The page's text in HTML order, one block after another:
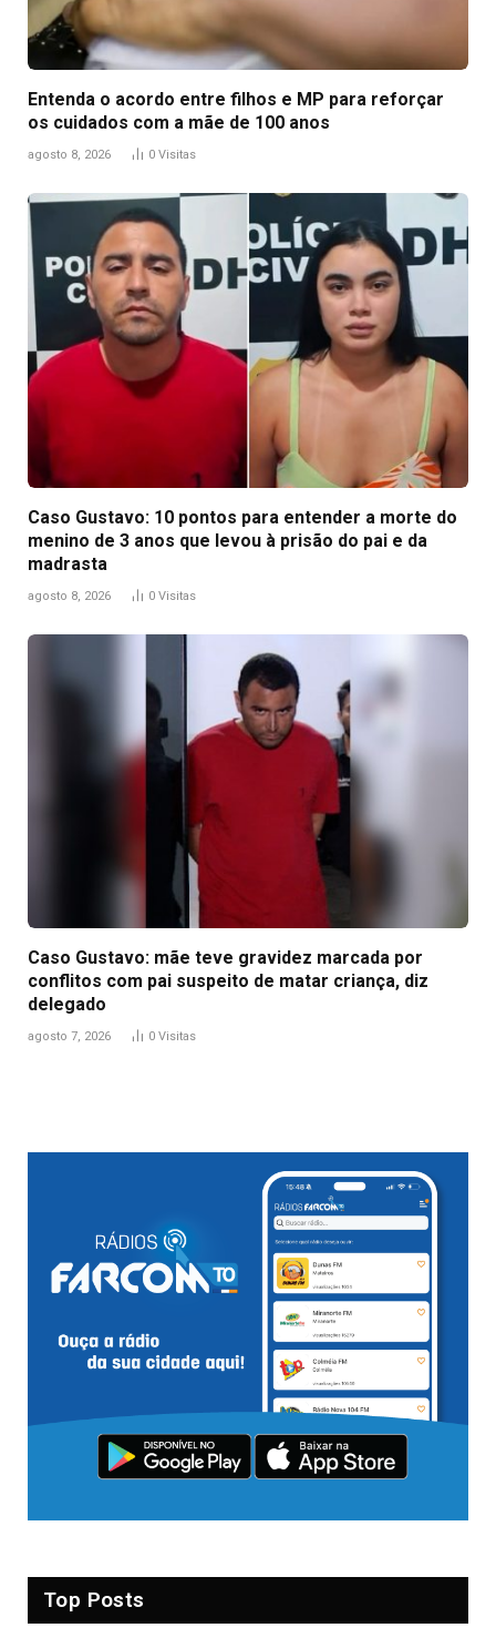
Entenda o acordo entre filhos e MP para reforçar
os cuidados com a mãe de 100 anos
agosto 8, 2026 0 Visitas
Caso Gustavo: 10 pontos para entender a morte do
menino de 3 anos que levou à prisão do pai e da
madrasta
agosto 8, 2026 0 Visitas
Caso Gustavo: mãe teve gravidez marcada por
conflitos com pai suspeito de matar criança, diz
delegado
agosto 7, 2026 0 Visitas
Top Posts